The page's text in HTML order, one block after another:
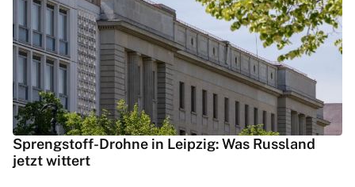
Sprengstoff-Drohne in Leipzig: Was Russland
jetzt wittert